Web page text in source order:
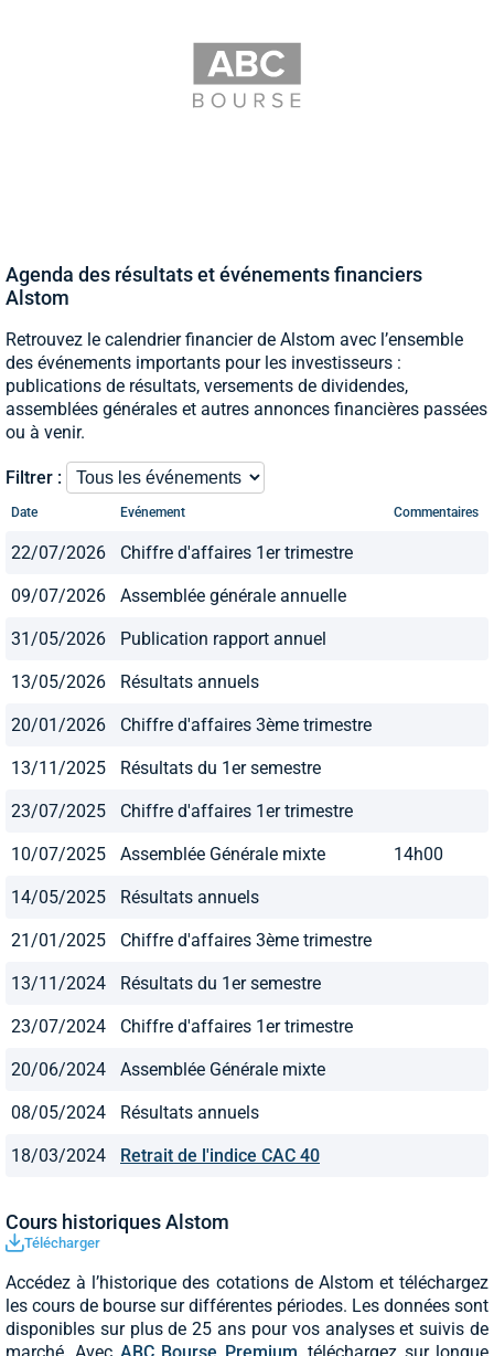
Agenda des résultats et événements financiers
Alstom
Retrouvez le calendrier financier de Alstom avec l’ensemble
des événements importants pour les investisseurs :
publications de résultats, versements de dividendes,
assemblées générales et autres annonces financières passées
ou à venir.
Filtrer :
Date Evénement Commentaires
22/07/2026 Chiffre d'affaires 1er trimestre
09/07/2026 Assemblée générale annuelle
31/05/2026 Publication rapport annuel
13/05/2026 Résultats annuels
20/01/2026 Chiffre d'affaires 3ème trimestre
13/11/2025 Résultats du 1er semestre
23/07/2025 Chiffre d'affaires 1er trimestre
10/07/2025 Assemblée Générale mixte 14h00
14/05/2025 Résultats annuels
21/01/2025 Chiffre d'affaires 3ème trimestre
13/11/2024 Résultats du 1er semestre
23/07/2024 Chiffre d'affaires 1er trimestre
20/06/2024 Assemblée Générale mixte
08/05/2024 Résultats annuels
18/03/2024 Retrait de l'indice CAC 40
Cours historiques Alstom
Télécharger
Accédez à l’historique des cotations de Alstom et téléchargez
les cours de bourse sur différentes périodes. Les données sont
disponibles sur plus de 25 ans pour vos analyses et suivis de